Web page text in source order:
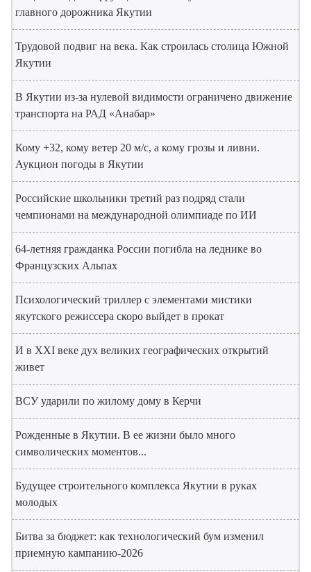
главного дорожника Якутии
Трудовой подвиг на века. Как строилась столица Южной
Якутии
В Якутии из-за нулевой видимости ограничено движение
транспорта на РАД «Анабар»
Кому +32, кому ветер 20 м/с, а кому грозы и ливни.
Аукцион погоды в Якутии
Российские школьники третий раз подряд стали
чемпионами на международной олимпиаде по ИИ
64-летняя гражданка России погибла на леднике во
Французских Альпах
Психологический триллер с элементами мистики
якутского режиссера скоро выйдет в прокат
И в XXI веке дух великих географических открытий
живет
ВСУ ударили по жилому дому в Керчи
Рожденные в Якутии. В ее жизни было много
символических моментов...
Будущее строительного комплекса Якутии в руках
молодых
Битва за бюджет: как технологический бум изменил
приемную кампанию-2026